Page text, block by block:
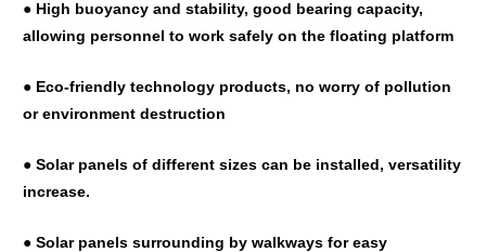
● High buoyancy and stability, good bearing capacity,
allowing personnel to work safely on the floating platform
● Eco-friendly technology products, no worry of pollution
or environment destruction
● Solar panels of different sizes can be installed, versatility
increase.
● Solar panels surrounding by walkways for easy